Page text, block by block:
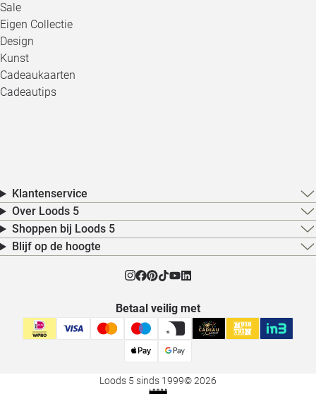
Sale
Eigen Collectie
Design
Kunst
Cadeaukaarten
Cadeautips
Klantenservice
Over Loods 5
Shoppen bij Loods 5
Blijf op de hoogte
Betaal veilig met
Loods 5 sinds 1999© 2026